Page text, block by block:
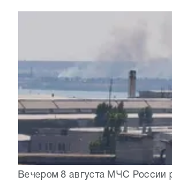
Вечером 8 августа МЧС России